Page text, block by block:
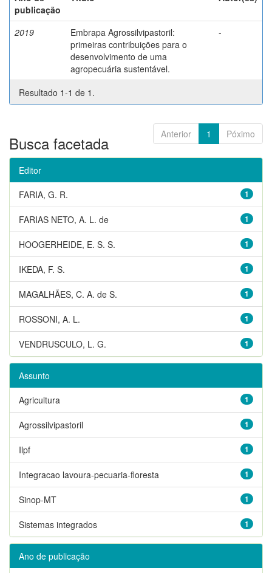
publicação
2019
Embrapa Agrossilvipastoril:
primeiras contribuições para o
desenvolvimento de uma
agropecuária sustentável.
-
Resultado 1-1 de 1.
Anterior 1 Póximo
Busca facetada
Editor
1
FARIA, G. R.
1
FARIAS NETO, A. L. de
1
HOOGERHEIDE, E. S. S.
1
IKEDA, F. S.
1
MAGALHÃES, C. A. de S.
1
ROSSONI, A. L.
1
VENDRUSCULO, L. G.
Assunto
1
Agricultura
1
Agrossilvipastoril
1
Ilpf
1
Integracao lavoura-pecuaria-floresta
1
Sinop-MT
1
Sistemas integrados
Ano de publicação